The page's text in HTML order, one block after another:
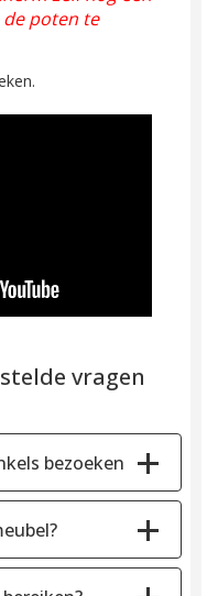
poten te
vragen
bezoeken